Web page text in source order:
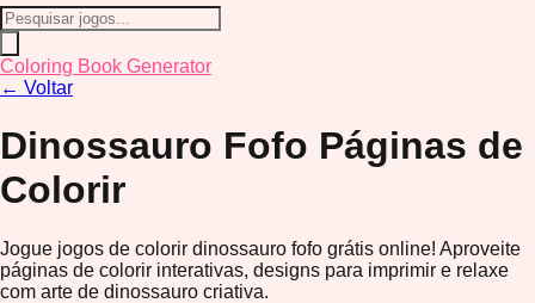
Coloring Book Generator
← Voltar
Dinossauro Fofo Páginas de
Colorir
Jogue jogos de colorir dinossauro fofo grátis online! Aproveite
páginas de colorir interativas, designs para imprimir e relaxe
com arte de dinossauro criativa.